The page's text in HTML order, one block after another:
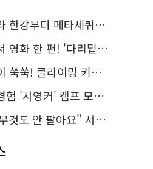
쿼이아 숲길까지…서울둘레길 15코스
편! '다리밑 영화관' 무료 상영
이밍 키즈카페·어린이 체력장
영커' 캠프 모집…전액 무료
서울에서 가장 특별한 편의점의 정체